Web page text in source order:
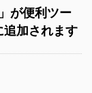
が便利ツー
追加されます